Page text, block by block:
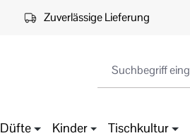
Zuverlässige Lieferung
Düfte Kinder Tischkultur